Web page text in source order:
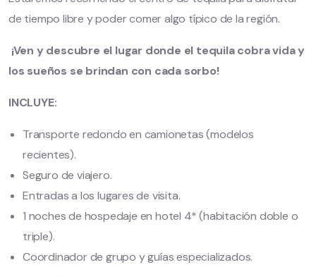
de tiempo libre y poder comer algo típico de la región.
¡Ven y descubre el lugar donde el tequila cobra vida y
los sueños se brindan con cada sorbo!
INCLUYE:
Transporte redondo en camionetas (modelos
recientes).
Seguro de viajero.
Entradas a los lugares de visita.
1 noches de hospedaje en hotel 4* (habitación doble o
triple).
Coordinador de grupo y guías especializados.